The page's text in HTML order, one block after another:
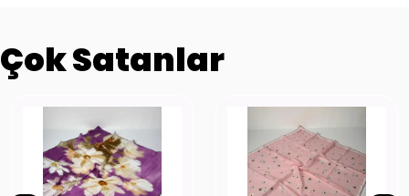
Çok Satanlar